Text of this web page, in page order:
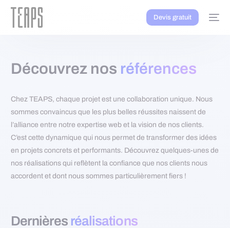
Devis gratuit
Découvrez nos références
Chez TEAPS, chaque projet est une collaboration unique. Nous
sommes convaincus que les plus belles réussites naissent de
l’alliance entre notre expertise web et la vision de nos clients.
C’est cette dynamique qui nous permet de transformer des idées
en projets concrets et performants. Découvrez quelques-unes de
nos réalisations qui reflètent la confiance que nos clients nous
accordent et dont nous sommes particulièrement fiers !
Dernières réalisations